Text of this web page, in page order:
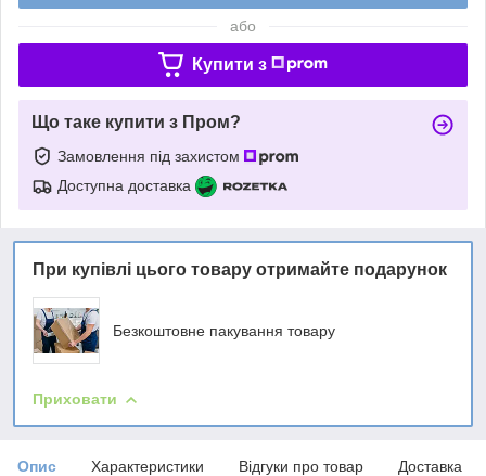
або
Купити з
Що таке купити з Пром?
Замовлення під захистом
Доступна доставка
При купівлі цього товару отримайте подарунок
Безкоштовне пакування товару
Приховати
Опис Характеристики Відгуки про товар Доставка